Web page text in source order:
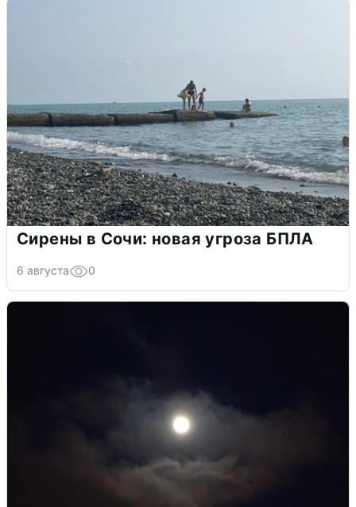
Сирены в Сочи: новая угроза БПЛА
6 августа 0